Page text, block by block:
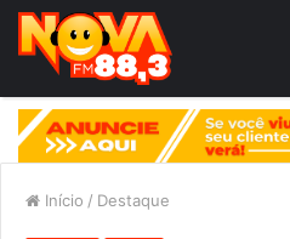
Início / Destaque